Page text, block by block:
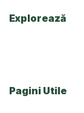
Explorează
Pagini Utile